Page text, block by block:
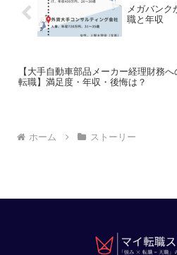
メガバン
職と年収
【大手自動車部品メーカー経理財務へ
転職】満足度・年収・後悔は？
ホーム ストーリー